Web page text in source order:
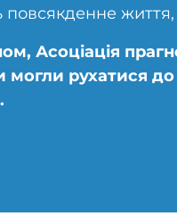
повсякденне життя,
Асоціація
могли рухатися